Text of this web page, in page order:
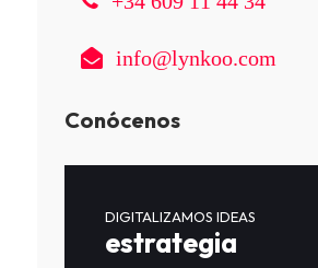
info@lynkoo.com
Conócenos
DIGITALIZAMOS IDEAS
estrategia